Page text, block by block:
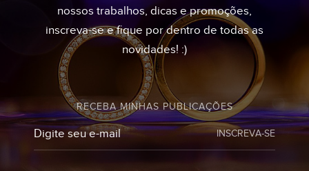
nossos trabalhos, dicas e promoções,
inscreva-se e fique por dentro de todas as
novidades! :)
RECEBA MINHAS PUBLICAÇÕES
INSCREVA-SE